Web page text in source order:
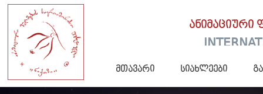
ანიმაციური
მთავარი სიახლეები